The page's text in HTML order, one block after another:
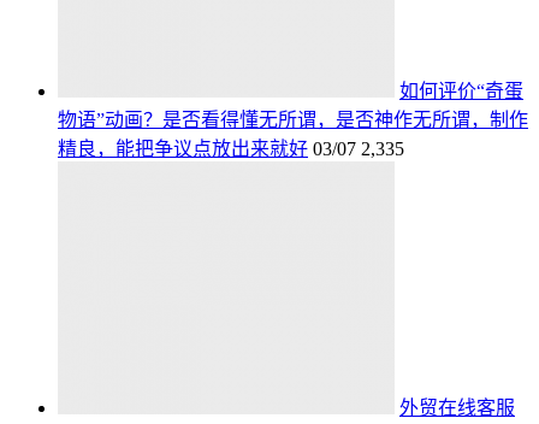
如何评价“奇蛋
物语”动画？是否看得懂无所谓，是否神作无所谓，制作
精良，能把争议点放出来就好 03/07 2,335
外贸在线客服